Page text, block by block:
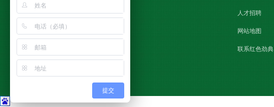
人才招聘
网站地图
联系红色劲典
提交